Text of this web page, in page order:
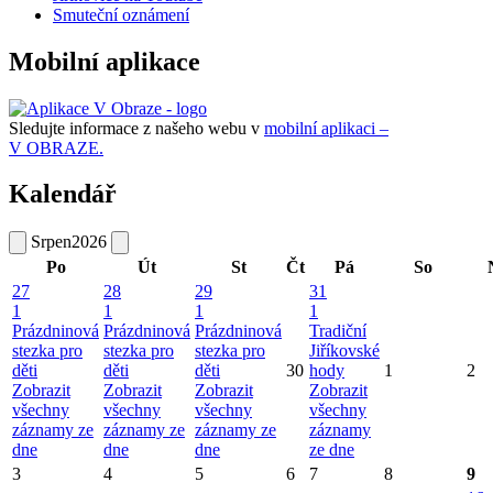
Smuteční oznámení
Mobilní aplikace
Sledujte informace z našeho webu v mobilní aplikaci –
V OBRAZE.
Kalendář
Srpen2026
Po
Út St Čt Pá So
27
1
Prázdninová
stezka pro
děti
Zobrazit
všechny
záznamy ze
dne
28
1
Prázdninová
stezka pro
děti
Zobrazit
všechny
záznamy ze
dne
29
1
Prázdninová
stezka pro
děti
Zobrazit
všechny
záznamy ze
dne
30
31
1
Tradiční
Jiříkovské
hody
Zobrazit
všechny
záznamy
ze dne
1 2
3 4 5 6 7 8 9